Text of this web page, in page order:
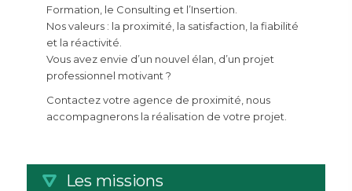
Formation, le Consulting et l’Insertion.
Nos valeurs : la proximité, la satisfaction, la fiabilité
et la réactivité.
Vous avez envie d’un nouvel élan, d’un projet
professionnel motivant ?
Contactez votre agence de proximité, nous
accompagnerons la réalisation de votre projet.
Les missions